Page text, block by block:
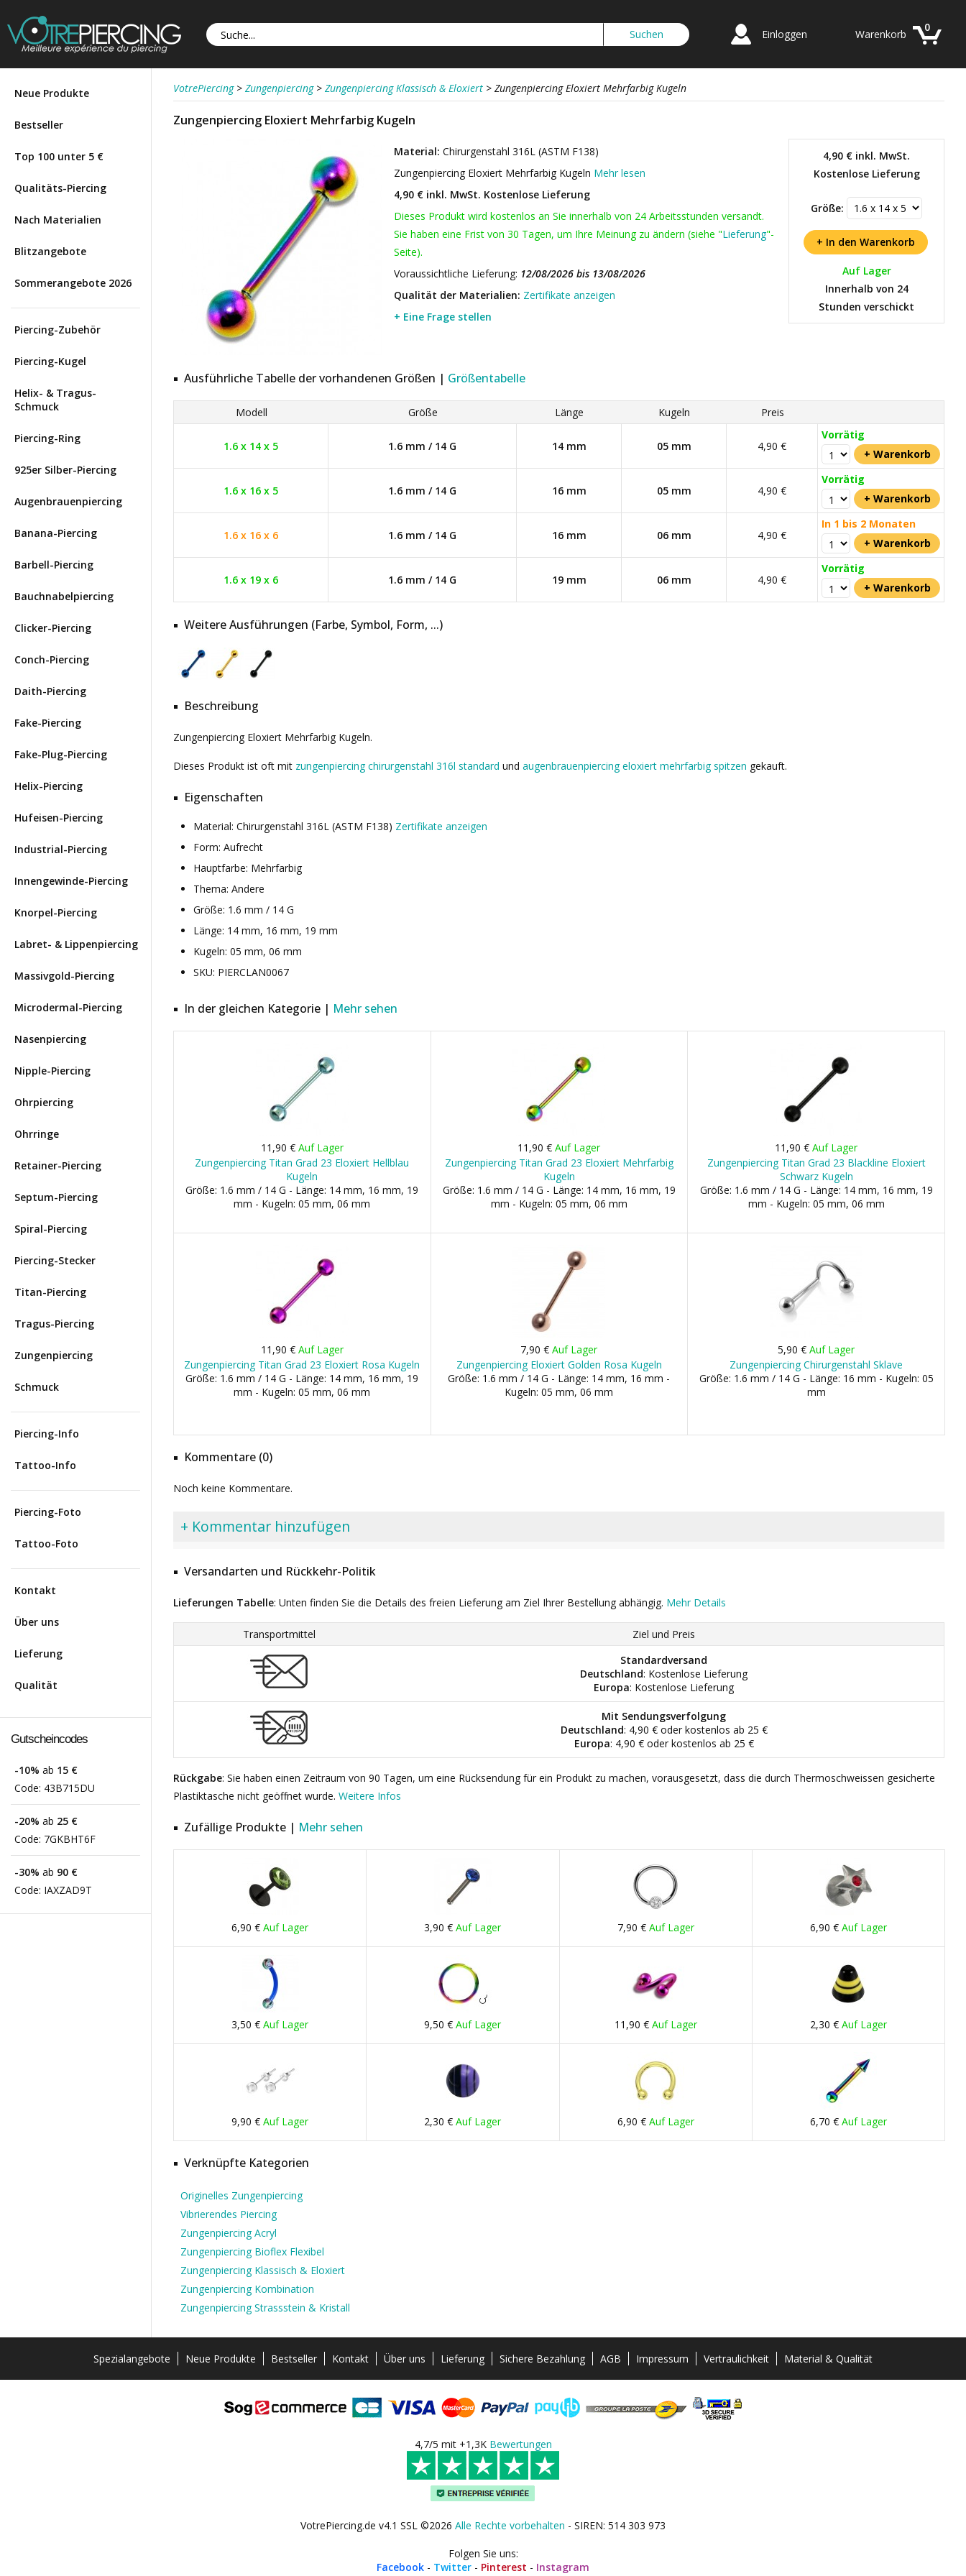
Einloggen
0
Warenkorb
Neue Produkte
Bestseller
Top 100 unter 5 €
Qualitäts-Piercing
Nach Materialien
Blitzangebote
Sommerangebote 2026
Piercing-Zubehör
Piercing-Kugel
Helix- & Tragus-
Schmuck
Piercing-Ring
925er Silber-Piercing
Augenbrauenpiercing
Banana-Piercing
Barbell-Piercing
Bauchnabelpiercing
Clicker-Piercing
Conch-Piercing
Daith-Piercing
Fake-Piercing
Fake-Plug-Piercing
Helix-Piercing
Hufeisen-Piercing
Industrial-Piercing
Innengewinde-Piercing
Knorpel-Piercing
Labret- & Lippenpiercing
Massivgold-Piercing
Microdermal-Piercing
Nasenpiercing
Nipple-Piercing
Ohrpiercing
Ohrringe
Retainer-Piercing
Septum-Piercing
Spiral-Piercing
Piercing-Stecker
Titan-Piercing
Tragus-Piercing
Zungenpiercing
Schmuck
Piercing-Info
Tattoo-Info
Piercing-Foto
Tattoo-Foto
Kontakt
Über uns
Lieferung
Qualität
Gutscheincodes
-10% ab 15 €
Code: 43B715DU
-20% ab 25 €
Code: 7GKBHT6F
-30% ab 90 €
Code: IAXZAD9T
VotrePiercing > Zungenpiercing > Zungenpiercing Klassisch & Eloxiert > Zungenpiercing Eloxiert Mehrfarbig Kugeln
Zungenpiercing Eloxiert Mehrfarbig Kugeln
4,90 € inkl. MwSt.
Kostenlose Lieferung
Größe:
Auf Lager
Innerhalb von 24
Stunden verschickt
Material: Chirurgenstahl 316L (ASTM F138)
Zungenpiercing Eloxiert Mehrfarbig Kugeln Mehr lesen
4,90 € inkl. MwSt. Kostenlose Lieferung
Dieses Produkt wird kostenlos an Sie innerhalb von 24 Arbeitsstunden versandt.
Sie haben eine Frist von 30 Tagen, um Ihre Meinung zu ändern (siehe "Lieferung"-
Seite).
Voraussichtliche Lieferung: 12/08/2026 bis 13/08/2026
Qualität der Materialien: Zertifikate anzeigen
+ Eine Frage stellen
Ausführliche Tabelle der vorhandenen Größen | Größentabelle
Modell Größe Länge Kugeln Preis
1.6 x 14 x 5 1.6 mm / 14 G 14 mm 05 mm 4,90 €
Vorrätig
1.6 x 16 x 5 1.6 mm / 14 G 16 mm 05 mm 4,90 €
Vorrätig
1.6 x 16 x 6 1.6 mm / 14 G 16 mm 06 mm 4,90 €
In 1 bis 2 Monaten
1.6 x 19 x 6 1.6 mm / 14 G 19 mm 06 mm 4,90 €
Vorrätig
Weitere Ausführungen (Farbe, Symbol, Form, ...)
Beschreibung
Zungenpiercing Eloxiert Mehrfarbig Kugeln.
Dieses Produkt ist oft mit zungenpiercing chirurgenstahl 316l standard und augenbrauenpiercing eloxiert mehrfarbig spitzen gekauft.
Eigenschaften
Material: Chirurgenstahl 316L (ASTM F138) Zertifikate anzeigen
Form: Aufrecht
Hauptfarbe: Mehrfarbig
Thema: Andere
Größe: 1.6 mm / 14 G
Länge: 14 mm, 16 mm, 19 mm
Kugeln: 05 mm, 06 mm
SKU: PIERCLAN0067
In der gleichen Kategorie | Mehr sehen
11,90 € Auf Lager
Zungenpiercing Titan Grad 23 Eloxiert Hellblau
Kugeln
Größe: 1.6 mm / 14 G - Länge: 14 mm, 16 mm, 19
mm - Kugeln: 05 mm, 06 mm
11,90 €Auf Lager
Zungenpiercing Titan Grad 23 Eloxiert Mehrfarbig
Kugeln
Größe: 1.6 mm / 14 G - Länge: 14 mm, 16 mm, 19
mm - Kugeln: 05 mm, 06 mm
11,90 €Auf Lager
Zungenpiercing Titan Grad 23 Blackline Eloxiert
Schwarz Kugeln
Größe: 1.6 mm / 14 G - Länge: 14 mm, 16 mm, 19
mm - Kugeln: 05 mm, 06 mm
11,90 € Auf Lager
Zungenpiercing Titan Grad 23 Eloxiert Rosa Kugeln
Größe: 1.6 mm / 14 G - Länge: 14 mm, 16 mm, 19
mm - Kugeln: 05 mm, 06 mm
7,90 €Auf Lager
Zungenpiercing Eloxiert Golden Rosa Kugeln
Größe: 1.6 mm / 14 G - Länge: 14 mm, 16 mm -
Kugeln: 05 mm, 06 mm
5,90 €Auf Lager
Zungenpiercing Chirurgenstahl Sklave
Größe: 1.6 mm / 14 G - Länge: 16 mm - Kugeln: 05
mm
Kommentare (0)
Noch keine Kommentare.
+ Kommentar hinzufügen
Versandarten und Rückkehr-Politik
Lieferungen Tabelle: Unten finden Sie die Details des freien Lieferung am Ziel Ihrer Bestellung abhängig. Mehr Details
Transportmittel
Ziel und Preis
Standardversand
Deutschland: Kostenlose Lieferung
Europa: Kostenlose Lieferung
Mit Sendungsverfolgung
Deutschland: 4,90 € oder kostenlos ab 25 €
Europa: 4,90 € oder kostenlos ab 25 €
Rückgabe: Sie haben einen Zeitraum von 90 Tagen, um eine Rücksendung für ein Produkt zu machen, vorausgesetzt, dass die durch Thermoschweissen gesicherte
Plastiktasche nicht geöffnet wurde. Weitere Infos
Zufällige Produkte | Mehr sehen
6,90 €Auf Lager 3,90 €Auf Lager 7,90 € Auf Lager 6,90 € Auf Lager
3,50 €Auf Lager 9,50 €Auf Lager 11,90 € Auf Lager 2,30 € Auf Lager
9,90 €Auf Lager 2,30 €Auf Lager 6,90 € Auf Lager 6,70 € Auf Lager
Verknüpfte Kategorien
Originelles Zungenpiercing
Vibrierendes Piercing
Zungenpiercing Acryl
Zungenpiercing Bioflex Flexibel
Zungenpiercing Klassisch & Eloxiert
Zungenpiercing Kombination
Zungenpiercing Strassstein & Kristall
Spezialangebote Neue Produkte Bestseller Kontakt Über uns Lieferung Sichere Bezahlung AGB Impressum Vertraulichkeit Material & Qualität
4,7/5 mit +1,3K Bewertungen
VotrePiercing.de v4.1 SSL ©2026 Alle Rechte vorbehalten - SIREN: 514 303 973
Folgen Sie uns:
Facebook - Twitter - Pinterest - Instagram